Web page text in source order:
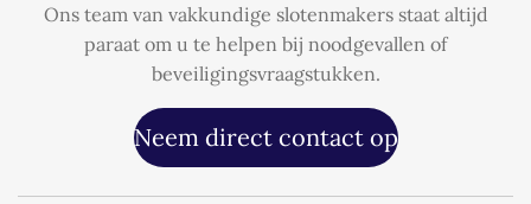
Ons team van vakkundige slotenmakers staat altijd
paraat om u te helpen bij noodgevallen of
beveiligingsvraagstukken.
Neem direct contact op